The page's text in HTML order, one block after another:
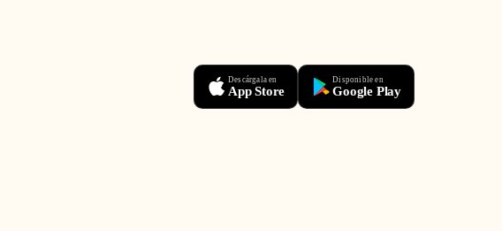
Descárgala en
App Store
Disponible en
Google Play